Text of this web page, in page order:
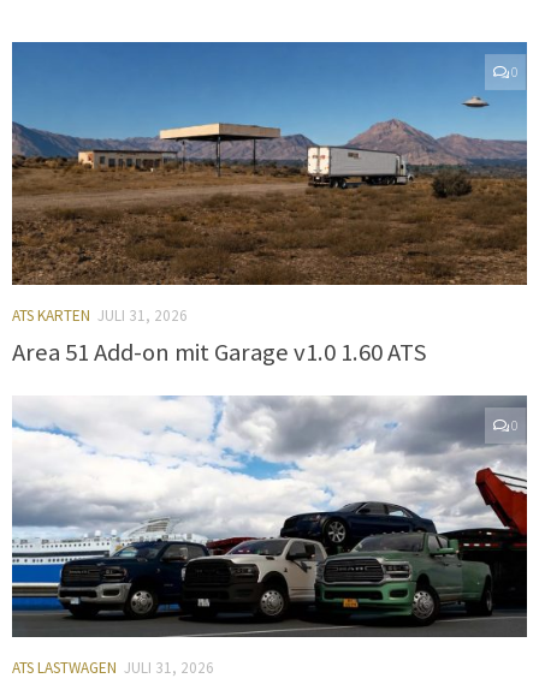
0
ATS KARTEN JULI 31, 2026
Area 51 Add-on mit Garage v1.0 1.60 ATS
0
ATS LASTWAGEN JULI 31, 2026